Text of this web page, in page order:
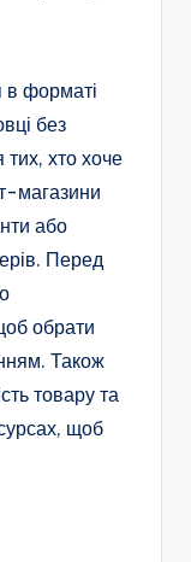
форматі
без
хто хоче
магазини
або
Перед
обрати
Також
товару та
щоб